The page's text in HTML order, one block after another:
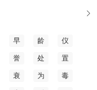

早 龄 仪
誉 处 置
衰 为 毒